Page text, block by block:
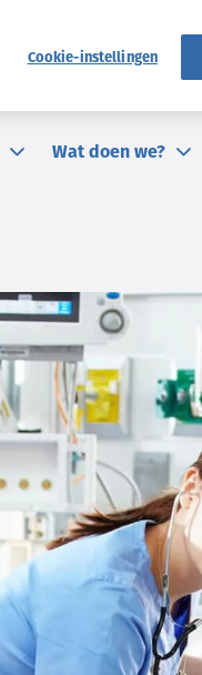
Wat doen we?
Cookie-instellingen